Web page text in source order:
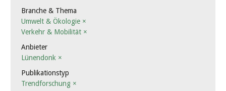
Branche & Thema
Umwelt & Ökologie ×
Verkehr & Mobilität ×
Anbieter
Lünendonk ×
Publikationstyp
Trendforschung ×